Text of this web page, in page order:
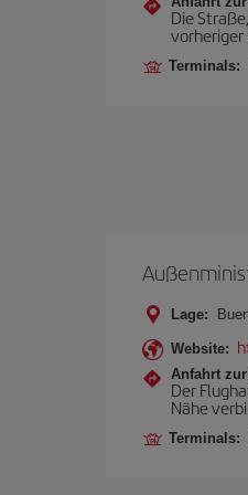
Die
vorheriger
Terminals:
Lage:
Website:
Anfahrt
Der
Nähe
Terminals: